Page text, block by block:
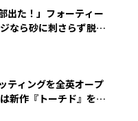
出た！」フォーティー
なら砂に刺さらず脱出
ティングを全英オープ
新作『トーチド』を投